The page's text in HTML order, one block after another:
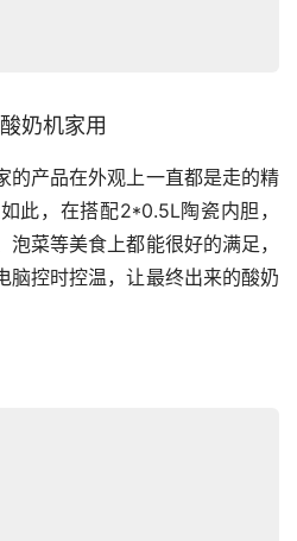
奶机家用
产品在外观上一直都是走的精
此，在搭配2*0.5L陶瓷内胆，
菜等美食上都能很好的满足，
脑控时控温，让最终出来的酸奶